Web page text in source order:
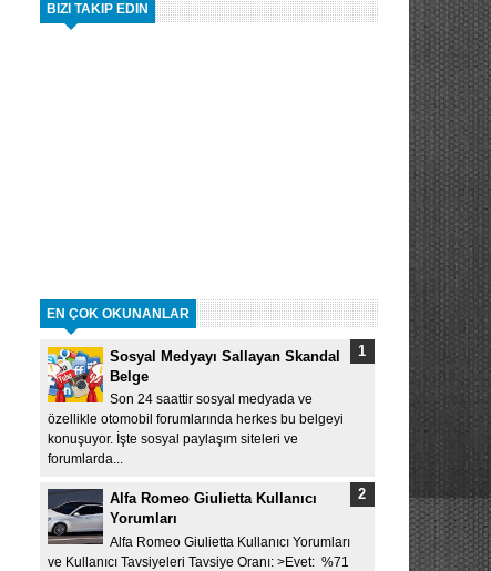
BIZI TAKIP EDIN
EN ÇOK OKUNANLAR
Sosyal Medyayı Sallayan Skandal
Belge
Son 24 saattir sosyal medyada ve
özellikle otomobil forumlarında herkes bu belgeyi
konuşuyor. İşte sosyal paylaşım siteleri ve
forumlarda...
Alfa Romeo Giulietta Kullanıcı
Yorumları
Alfa Romeo Giulietta Kullanıcı Yorumları
ve Kullanıcı Tavsiyeleri Tavsiye Oranı: >Evet: %71